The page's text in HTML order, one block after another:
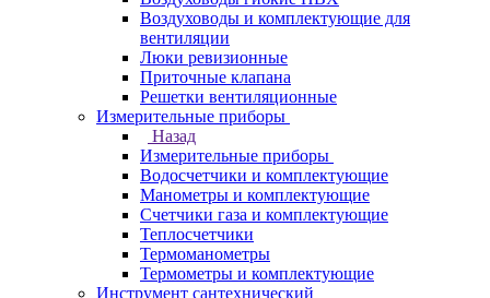
Воздуховоды и комплектующие для
вентиляции
Люки ревизионные
Приточные клапана
Решетки вентиляционные
Измерительные приборы
Назад
Измерительные приборы
Водосчетчики и комплектующие
Манометры и комплектующие
Счетчики газа и комплектующие
Теплосчетчики
Термоманометры
Термометры и комплектующие
Инструмент сантехнический